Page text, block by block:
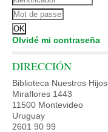
Olvidé mi contraseña
DIRECCIÓN
Biblioteca Nuestros Hijos
Miraflores 1443
11500 Montevideo
Uruguay
2601 90 99